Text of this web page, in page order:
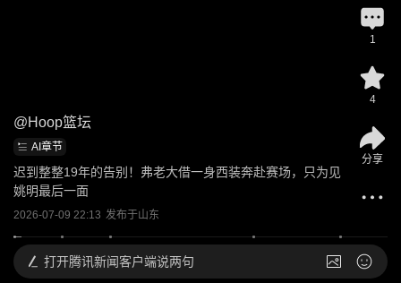
@Hoop篮坛
AI章节
迟到整整19年的告别！弗老大借一身西装奔赴赛场，只为见
姚明最后一面
2026-07-09 22:13 发布于山东
1
4
分享
打开腾讯新闻客户端说两句